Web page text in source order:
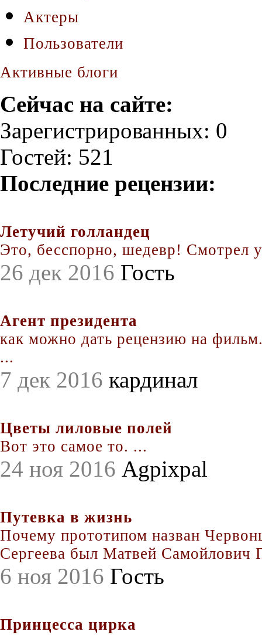
Актеры
Пользователи
Активные блоги
Сейчас на сайте:
Зарегистрированных: 0
Гостей: 521
Последние рецензии:
Летучий голландец
Это, бесспорно, шедевр! Смотрел
26 дек 2016 Гость
Агент президента
как можно дать рецензию на
...
7 дек 2016 кардинал
Цветы лиловые полей
Вот это самое то. ...
24 ноя 2016 Agpixpal
Путевка в жизнь
Почему прототипом назван
Сергеева был Матвей Самойлович
6 ноя 2016 Гость
Принцесса цирка